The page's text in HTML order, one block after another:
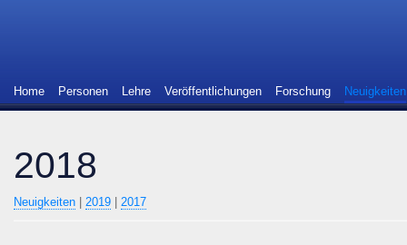
Home Personen Lehre Veröffentlichungen Forschung Neuigkeiten
2018
Neuigkeiten 2019 2017